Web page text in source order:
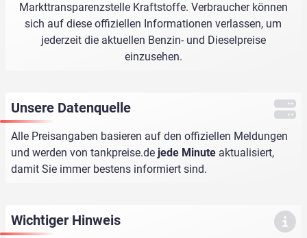
Markttransparenzstelle Kraftstoffe. Verbraucher können
sich auf diese offiziellen Informationen verlassen, um
jederzeit die aktuellen Benzin- und Dieselpreise
einzusehen.
Unsere Datenquelle
Alle Preisangaben basieren auf den offiziellen Meldungen
und werden von tankpreise.de jede Minute aktualisiert,
damit Sie immer bestens informiert sind.
Wichtiger Hinweis